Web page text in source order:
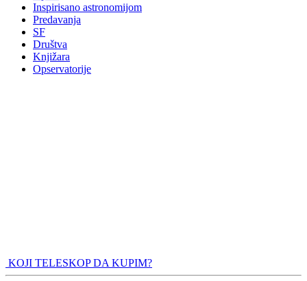
Inspirisano astronomijom
Predavanja
SF
Društva
Knjižara
Opservatorije
KOJI TELESKOP DA KUPIM?